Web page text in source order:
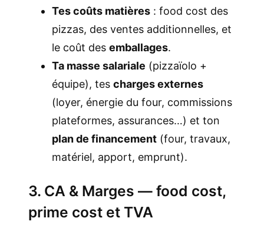
Tes coûts matières : food cost des
pizzas, des ventes additionnelles, et
le coût des emballages.
Ta masse salariale (pizzaïolo +
équipe), tes charges externes
(loyer, énergie du four, commissions
plateformes, assurances…) et ton
plan de financement (four, travaux,
matériel, apport, emprunt).
3. CA & Marges — food cost,
prime cost et TVA